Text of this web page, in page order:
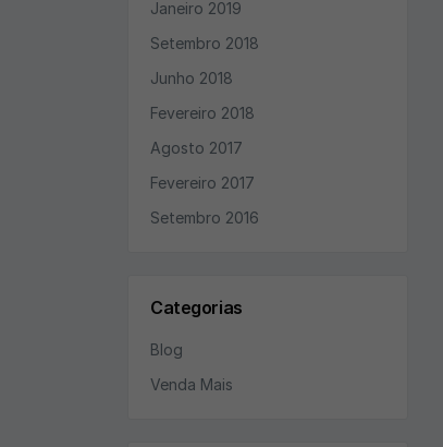
Janeiro 2019
Setembro 2018
Junho 2018
Fevereiro 2018
Agosto 2017
Fevereiro 2017
Setembro 2016
Categorias
Blog
Venda Mais